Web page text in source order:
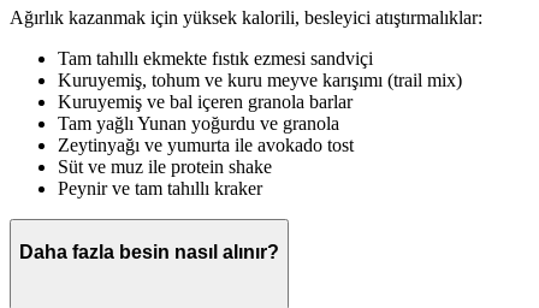
Ağırlık kazanmak için yüksek kalorili, besleyici atıştırmalıklar:
Tam tahıllı ekmekte fıstık ezmesi sandviçi
Kuruyemiş, tohum ve kuru meyve karışımı (trail mix)
Kuruyemiş ve bal içeren granola barlar
Tam yağlı Yunan yoğurdu ve granola
Zeytinyağı ve yumurta ile avokado tost
Süt ve muz ile protein shake
Peynir ve tam tahıllı kraker
Daha fazla besin nasıl alınır?